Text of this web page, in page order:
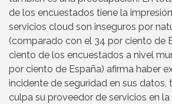
de los encuestados tiene la
servicios cloud son inseguros por
(comparado con el 34 por ciento de
ciento de los encuestados a nivel
por ciento de España) afirma haber
incidente de seguridad en sus datos,
culpa su proveedor de servicios en la